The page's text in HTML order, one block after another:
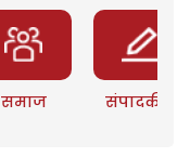
समाज संपादकीय